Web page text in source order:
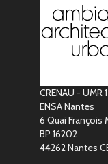
CRENAU - UMR
ENSA Nantes
6 Quai François
BP 16202
44262 Nantes